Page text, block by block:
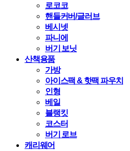
로코코
핸들커버/글러브
베시넷
파니에
버기 보닛
산책용품
가방
아이스팩 & 핫팩 파우치
인형
베일
블랭킷
코스터
버기 로브
캐리웨어